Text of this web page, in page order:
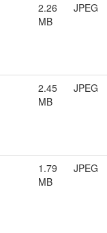
2.26
MB
JPEG
2.45
MB
JPEG
1.79
MB
JPEG